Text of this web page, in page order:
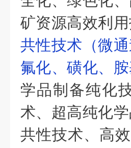
矿资源高效利用
共性技术（微
氟化、磺化、
学品制备纯化
术、超高纯化
共性技术、高